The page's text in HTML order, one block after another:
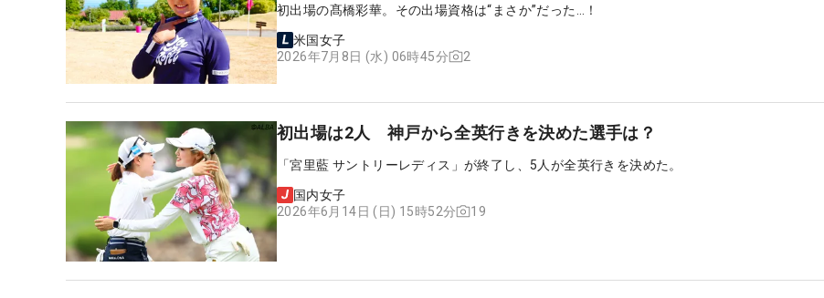
初出場の髙橋彩華。その出場資格は“まさか”だった…！
米国女子
2026年7月8日 (水) 06時45分
2
初出場は2人 神戸から全英行きを決めた選手は？
「宮里藍 サントリーレディス」が終了し、5人が全英行きを決めた。
国内女子
2026年6月14日 (日) 15時52分
19